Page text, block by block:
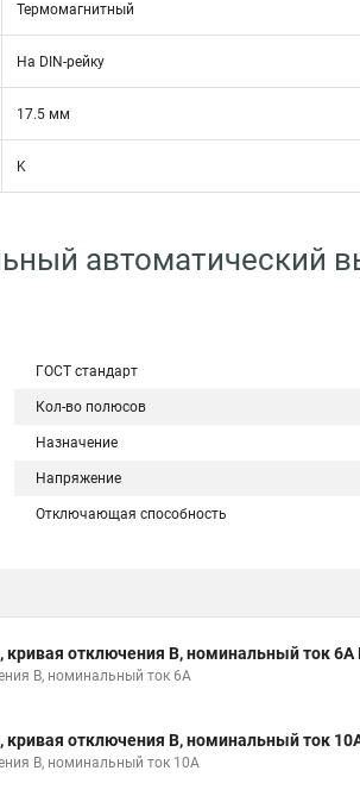
Термомагнитный
На DIN-рейку
17.5 мм
K
автоматический
ГОСТ стандарт
Кол-во полюсов
Назначение
Напряжение
Отключающая способность
отключения B, номинальный ток 6А
B, номинальный ток 6А
отключения B, номинальный ток
B, номинальный ток 10А